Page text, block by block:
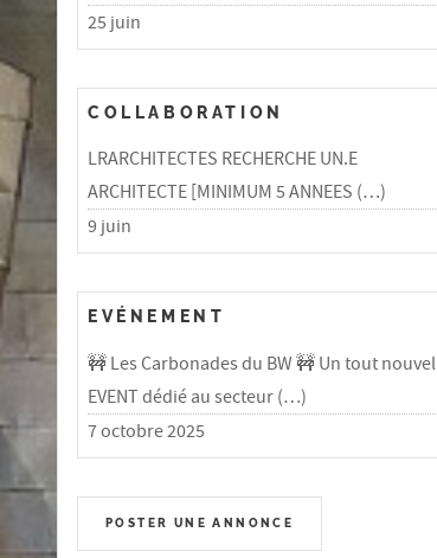
25 juin
COLLABORATION
LRARCHITECTES RECHERCHE UN.E
ARCHITECTE [MINIMUM 5 ANNEES (…)
9 juin
EVÉNEMENT
🚧 Les Carbonades du BW 🚧 Un tout nouvel
EVENT dédié au secteur (…)
7 octobre 2025
POSTER UNE ANNONCE